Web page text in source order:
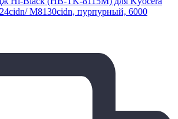
M8130cidn, пурпурный, 6000